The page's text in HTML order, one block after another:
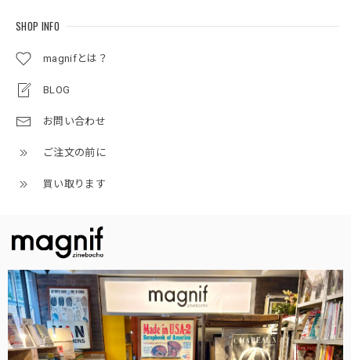
SHOP INFO
magnifとは？
BLOG
お問い合わせ
ご注文の前に
買い取ります